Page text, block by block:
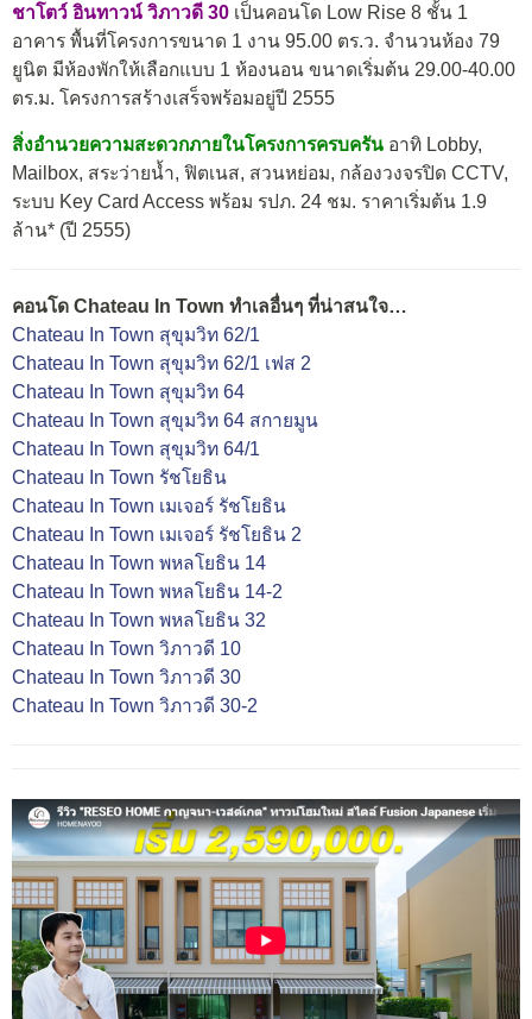
ชาโตว์ อินทาวน์ วิภาวดี 30 เป็นคอนโด Low Rise 8 ชั้น 1
อาคาร พื้นที่โครงการขนาด 1 งาน 95.00 ตร.ว. จำนวนห้อง 79
ยูนิต มีห้องพักให้เลือกแบบ 1 ห้องนอน ขนาดเริ่มต้น 29.00-40.00
ตร.ม. โครงการสร้างเสร็จพร้อมอยู่ปี 2555
สิ่งอำนวยความสะดวกภายในโครงการครบครัน อาทิ Lobby,
Mailbox, สระว่ายน้ำ, ฟิตเนส, สวนหย่อม, กล้องวงจรปิด CCTV,
ระบบ Key Card Access พร้อม รปภ. 24 ชม. ราคาเริ่มต้น 1.9
ล้าน* (ปี 2555)
คอนโด Chateau In Town ทำเลอื่นๆ ที่น่าสนใจ…
Chateau In Town สุขุมวิท 62/1
Chateau In Town สุขุมวิท 62/1 เฟส 2
Chateau In Town สุขุมวิท 64
Chateau In Town สุขุมวิท 64 สกายมูน
Chateau In Town สุขุมวิท 64/1
Chateau In Town รัชโยธิน
Chateau In Town เมเจอร์ รัชโยธิน
Chateau In Town เมเจอร์ รัชโยธิน 2
Chateau In Town พหลโยธิน 14
Chateau In Town พหลโยธิน 14-2
Chateau In Town พหลโยธิน 32
Chateau In Town วิภาวดี 10
Chateau In Town วิภาวดี 30
Chateau In Town วิภาวดี 30-2